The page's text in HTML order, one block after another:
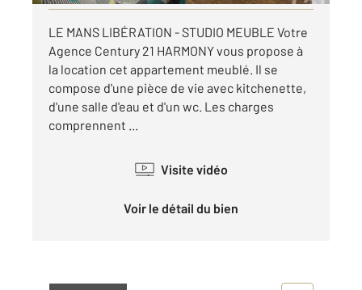
LE MANS LIBÉRATION - STUDIO MEUBLE Votre
Agence Century 21 HARMONY vous propose à
la location cet appartement meublé. Il se
compose d'une pièce de vie avec kitchenette,
d'une salle d'eau et d'un wc. Les charges
comprennent ...
Visite vidéo
Voir le détail du bien